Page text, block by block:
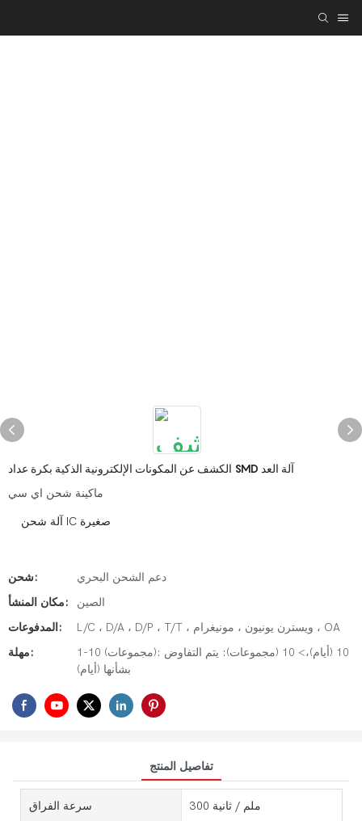
الكشف عن المكونات الإلكترونية الذكية بكرة عداد SMD آلة العد
ماكينة شحن اي سي
آلة شحن IC صغيرة
شحن:
دعم الشحن البحري
مكان المنشأ:
الصين
المدفوعات:
L/C ، D/A ، D/P ، T/T ، ويسترن يونيون ، مونيغرام ، OA
مهلة:
1-10 (مجموعات): 10 (أيام)،> 10 (مجموعات): يتم التفاوض
بشأنها (أيام)
تفاصيل المنتج
سرعة الفراق 300 ملم / ثانية